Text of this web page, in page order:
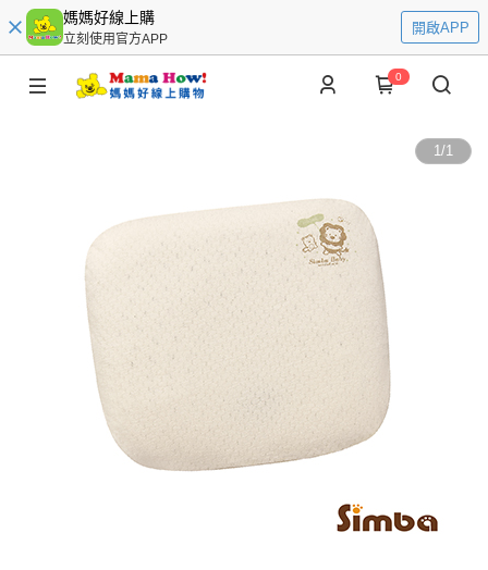
媽媽好線上購
立刻使用官方APP
開啟APP
0
1/1